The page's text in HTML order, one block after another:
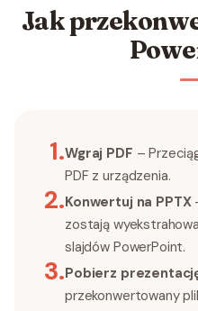
Jak
1.Wgraj PDF –
PDF z urządzenia.
2.Konwertuj na PPTX
zostają
slajdów PowerPoint.
3.Pobierz
przekonwertowany